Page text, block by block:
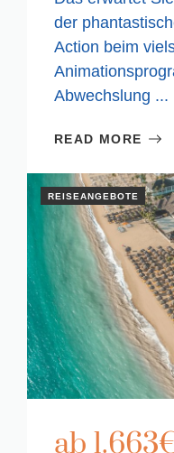
der
Action beim
Abwechslung ...
READ MORE
REISEANGEBOTE
ab